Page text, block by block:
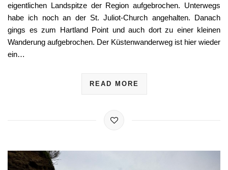
eigentlichen Landspitze der Region aufgebrochen. Unterwegs
habe ich noch an der St. Juliot-Church angehalten. Danach
gings es zum Hartland Point und auch dort zu einer kleinen
Wanderung aufgebrochen. Der Küstenwanderweg ist hier wieder
ein…
READ MORE